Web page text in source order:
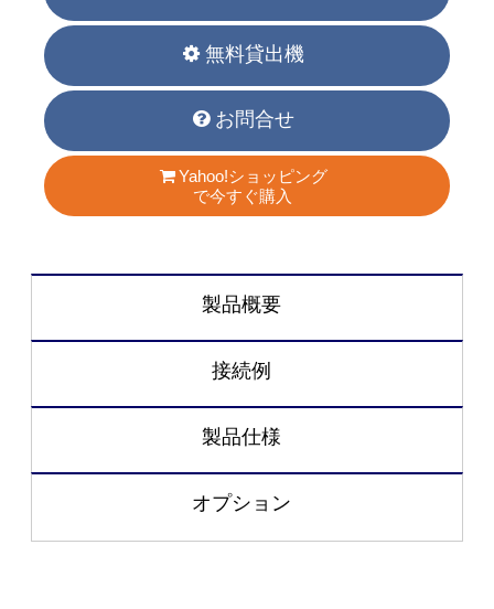
無料貸出機
お問合せ
Yahoo!ショッピング
で今すぐ購入
製品概要
接続例
製品仕様
オプション